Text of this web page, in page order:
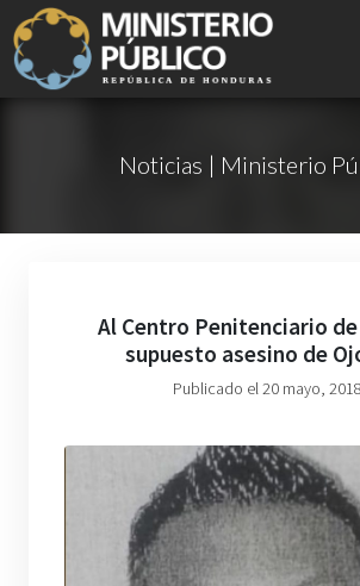
Noticias | Ministerio
Al Centro Penitenciario
supuesto asesino de
Publicado el 20 mayo, 2018